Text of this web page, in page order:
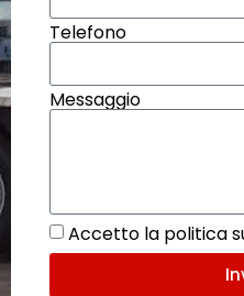
Telefono
Messaggio
Accetto la politica